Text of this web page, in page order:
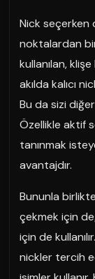
Nick seçerken
noktalardan
kullanılan,
akılda kalıcı
Bu da sizi diğer
Özellikle aktif
tanınmak
avantajdır.
Bununla
çekmek için
için de
nickler tercih